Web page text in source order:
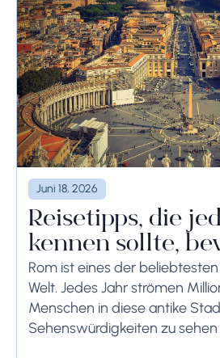
werden, um schwerwiegende
Juni 18, 2026
Reisetipps, die
kennen sollte,
Rom reist
Rom ist eines der
Welt. Jedes Jahr strömen
Menschen in diese antike
Sehenswürdigkeiten zu sehen
genießen. Wenn Sie